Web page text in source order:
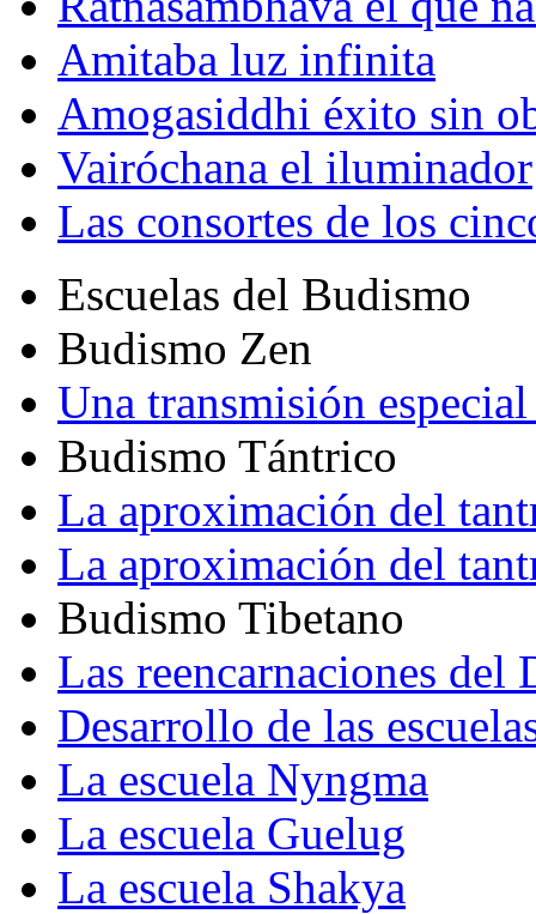
Amitaba luz infinita
Amogasiddhi éxito sin
Vairóchana el iluminador
Las consortes de los
Escuelas del Budismo
Budismo Zen
Una transmisión
Budismo Tántrico
La aproximación del
La aproximación del
Budismo Tibetano
Las reencarnaciones del
Desarrollo de las
La escuela Nyngma
La escuela Guelug
La escuela Shakya